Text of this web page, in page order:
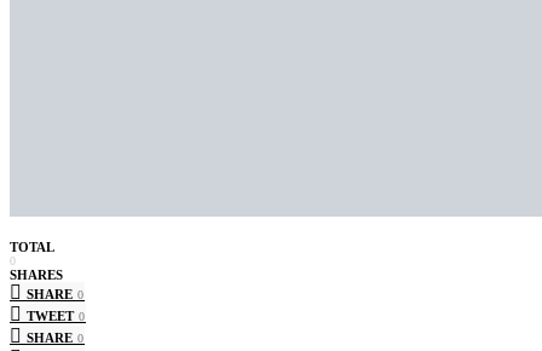
TOTAL
0
SHARES
SHARE 0
TWEET 0
SHARE 0